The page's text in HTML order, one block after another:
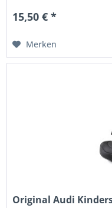
15,50 € *
Merken
Original Audi